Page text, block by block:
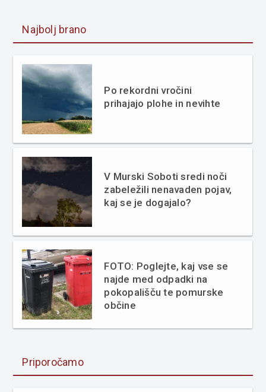
Najbolj brano
Po rekordni vročini
prihajajo plohe in nevihte
V Murski Soboti sredi noči
zabeležili nenavaden pojav,
kaj se je dogajalo?
FOTO: Poglejte, kaj vse se
najde med odpadki na
pokopališču te pomurske
občine
Priporočamo